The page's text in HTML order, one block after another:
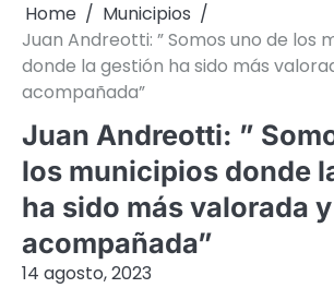
Home
Municipios
Juan Andreotti: ” Somos uno de los
donde la gestión ha sido más
acompañada”
Juan Andreotti: ”
los municipios donde
ha sido más valorada y
acompañada”
14 agosto, 2023